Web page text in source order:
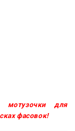
мотузочки для
фасовок!